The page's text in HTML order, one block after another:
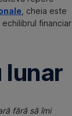
, cheia este
financiar
lunar
fără să îmi